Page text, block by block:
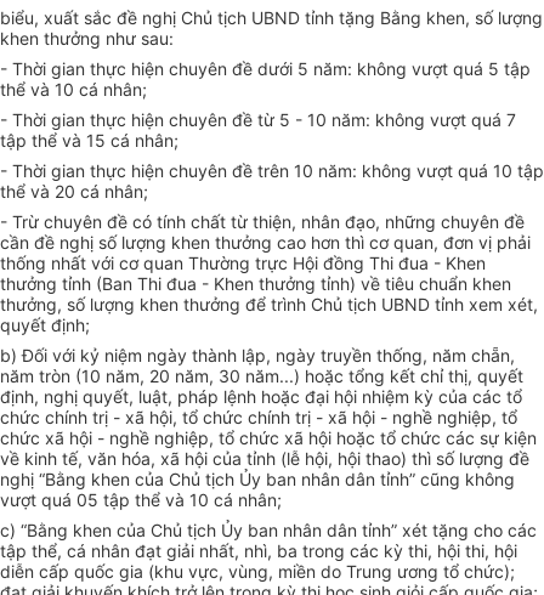
biểu, xuất sắc đề nghị Chủ tịch UBND tỉnh tặng Bằng khen, số lượng
khen thưởng như sau:
- Thời gian thực hiện chuyên đề dưới 5 năm: không vượt quá 5 tập
thể và 10 cá nhân;
- Thời gian thực hiện chuyên đề từ 5 - 10 năm: không vượt quá 7
tập thể và 15 cá nhân;
- Thời gian thực hiện chuyên đề trên 10 năm: không vượt quá 10 tập
thể và 20 cá nhân;
- Trừ chuyên đề có tính chất từ thiện, nhân đạo, những chuyên đề
cần đề nghị số lượng khen thưởng cao hơn thì cơ quan, đơn vị phải
thống nhất với cơ quan Thường trực Hội đồng Thi đua - Khen
thưởng tỉnh (Ban Thi đua - Khen thưởng tỉnh) về tiêu chuẩn khen
thưởng, số lượng khen thưởng để trình Chủ tịch UBND tỉnh xem xét,
quyết định;
b) Đối với kỷ niệm ngày thành lập, ngày truyền thống, năm chẵn,
năm tròn (10 năm, 20 năm, 30 năm...) hoặc tổng kết chỉ thị, quyết
định, nghị quyết, luật, pháp lệnh hoặc đại hội nhiệm kỳ của các tổ
chức chính trị - xã hội, tổ chức chính trị - xã hội - nghề nghiệp, tổ
chức xã hội - nghề nghiệp, tổ chức xã hội hoặc tổ chức các sự kiện
về kinh tế, văn hóa, xã hội của tỉnh (lễ hội, hội thao) thì số lượng đề
nghị “Bằng khen của Chủ tịch Ủy ban nhân dân tỉnh” cũng không
vượt quá 05 tập thể và 10 cá nhân;
c) “Bằng khen của Chủ tịch Ủy ban nhân dân tỉnh” xét tặng cho các
tập thể, cá nhân đạt giải nhất, nhì, ba trong các kỳ thi, hội thi, hội
diễn cấp quốc gia (khu vực, vùng, miền do Trung ương tổ chức);